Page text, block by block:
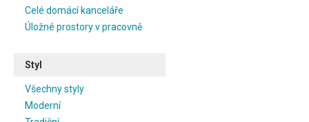
Celé domácí kanceláře
Úložné prostory v pracovně
Styl
Všechny styly
Moderní